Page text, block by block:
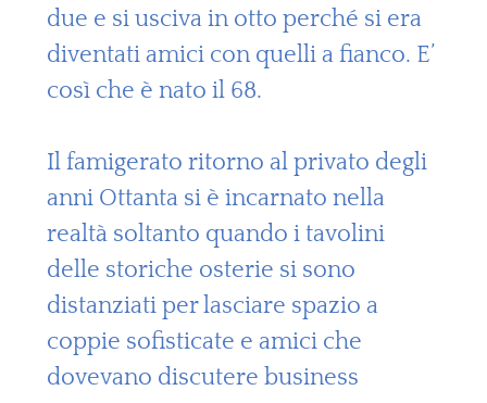
due e si usciva in otto perché si era
diventati amici con quelli a fianco. E’
così che è nato il 68.
Il famigerato ritorno al privato degli
anni Ottanta si è incarnato nella
realtà soltanto quando i tavolini
delle storiche osterie si sono
distanziati per lasciare spazio a
coppie sofisticate e amici che
dovevano discutere business